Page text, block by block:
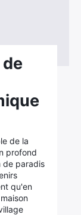
de la
profond
de paradis
qu'en